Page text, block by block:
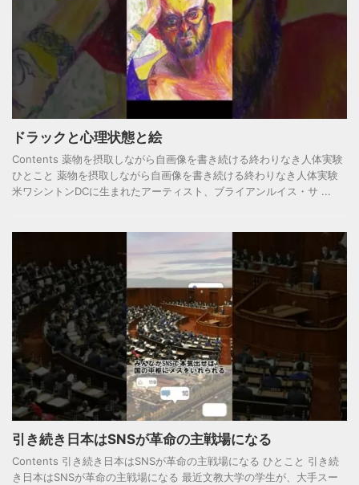
ドラックと心理状態と絵
Contents 薬物を摂取しながら自画像を書き続ける終わりなき人体実験
ひとこと 薬物を摂取しながら自画像を書き続ける終わりなき人体実験
米ワシントンDCに生まれたアーティスト、ブライアンルイス・サ ...
引き続き日本はSNSが革命の主戦場になる
Contents 引き続き日本はSNSが革命の主戦場になる ひとこと 引き続
き日本はSNSが革命の主戦場になる 最近文教大学の学生が、大手スー